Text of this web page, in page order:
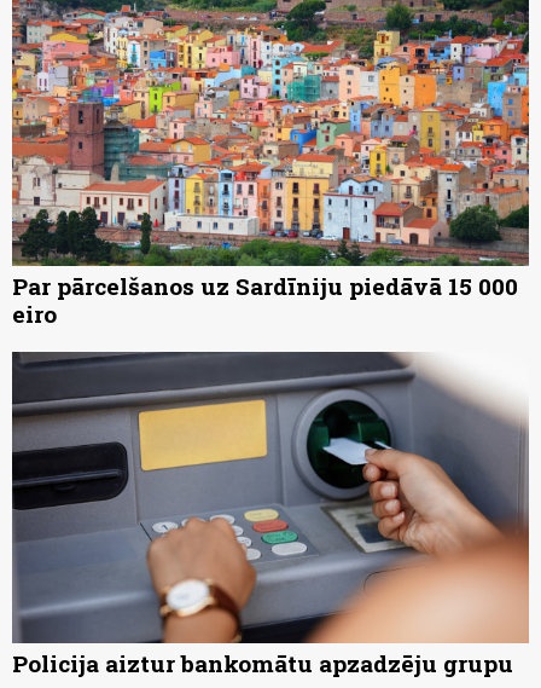
Par pārcelšanos uz Sardīniju piedāvā 15 000
eiro
Policija aiztur bankomātu apzadzēju grupu